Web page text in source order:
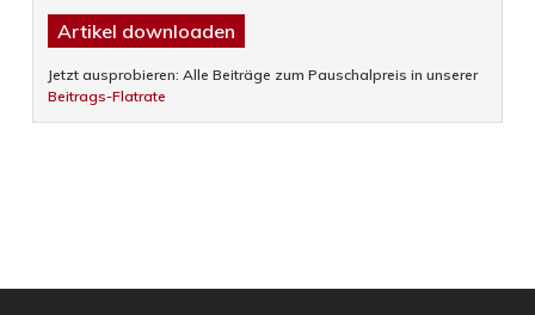
Artikel downloaden
Jetzt ausprobieren: Alle Beiträge zum Pauschalpreis in unserer
Beitrags-Flatrate